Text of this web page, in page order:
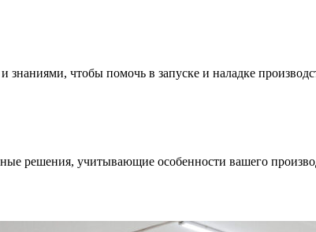
чтобы помочь в запуске и наладке
решения, учитывающие особенности вашего